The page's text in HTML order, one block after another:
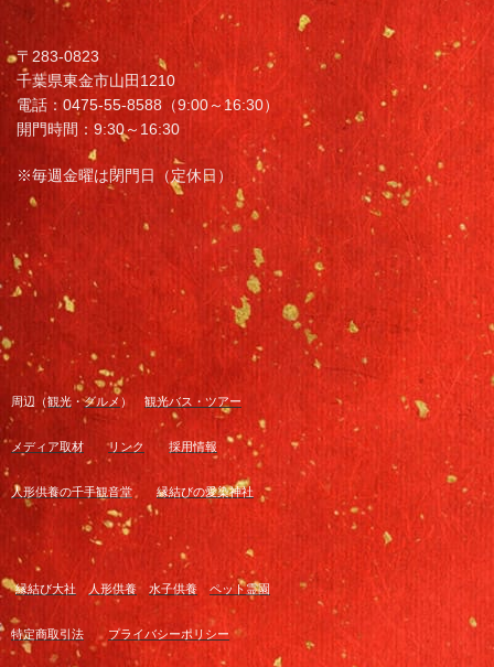
〒283-0823
千葉県東金市山田1210
電話：0475-55-8588（9:00～16:30）
開門時間：9:30～16:30
※毎週金曜は閉門日（定休日）
周辺（観光 ・グルメ ） 観光バス・ツアー
メディア取材 リンク 採用情報
人形供養の千手観音堂 縁結びの愛染神社
縁結び大社 人形供養 水子供養 ペット霊園
特定商取引法 プライバシーポリシー